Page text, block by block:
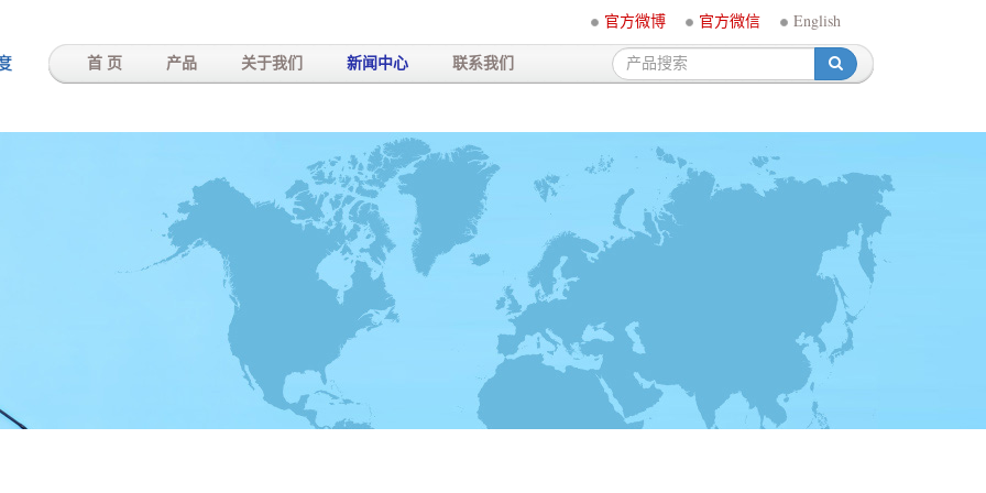
官方微博 官方微信 English
首 页 产品 关于我们 新闻中心 联系我们